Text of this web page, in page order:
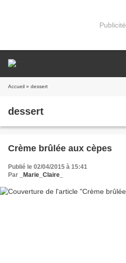
Publicité
Accueil » dessert
dessert
Crème brûlée aux cèpes
Publié le 02/04/2015 à 15:41
Par
_Marie_Claire_